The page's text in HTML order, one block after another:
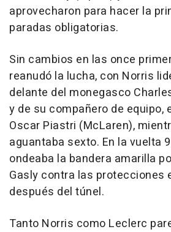
aprovecharon para hacer la
paradas obligatorias.
Sin cambios en las once
reanudó la lucha, con Norris
delante del monegasco
y de su compañero de equipo,
Oscar Piastri (McLaren),
aguantaba sexto. En la vuelta
ondeaba la bandera amarilla
Gasly contra las protecciones
después del túnel.
Tanto Norris como Leclerc